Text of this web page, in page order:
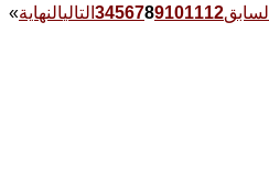
« السابق 3456789101112 التاليالنهاية